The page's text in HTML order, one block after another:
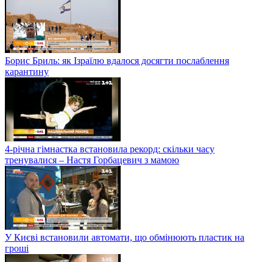
Борис Бриль: як Ізраїлю вдалося досягти послаблення
карантину
4-річна гімнастка встановила рекорд: скільки часу
тренувалися – Настя Горбацевич з мамою
У Києві встановили автомати, що обмінюють пластик на
гроші